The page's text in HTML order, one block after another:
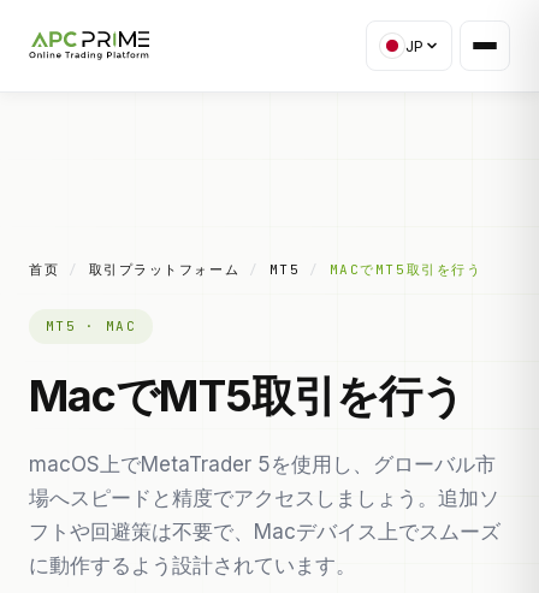
JP
首页 / 取引プラットフォーム / MT5 / MACでMT5取引を行う
MT5 · MAC
MacでMT5取引を行う
macOS上でMetaTrader 5を使用し、グローバル市
場へスピードと精度でアクセスしましょう。追加ソ
フトや回避策は不要で、Macデバイス上でスムーズ
に動作するよう設計されています。